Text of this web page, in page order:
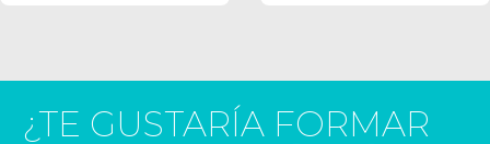
¿TE GUSTARÍA FORMAR